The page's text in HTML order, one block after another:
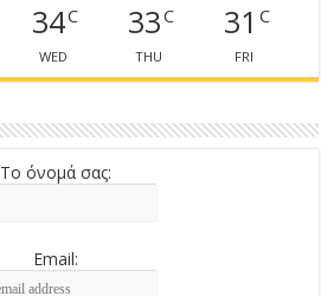
34C
WED
33C
THU
31 C
FRI
Το όνομά σας:
Email: